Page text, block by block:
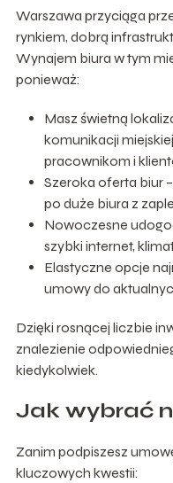
Warszawa przyciąga
rynkiem, dobrą
Wynajem biura w tym
ponieważ:
Masz świetną
komunikacji
pracownikom i
Szeroka oferta biur
po duże biura z
Nowoczesne
szybki internet,
Elastyczne opcje
umowy do
Dzięki rosnącej liczbie
znalezienie
kiedykolwiek.
Jak wybrać
Zanim podpiszesz
kluczowych kwestii: